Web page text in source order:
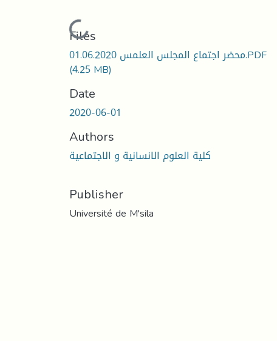
Loading...
Files
محضر اجتماع المجلس العلمس 01.06.2020.PDF
(4.25 MB)
Date
2020-06-01
Authors
كلية العلوم الانسانية و الاجتماعية
Publisher
Université de M'sila